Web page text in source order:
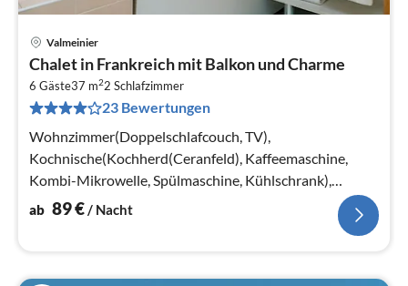
Valmeinier
Chalet in Frankreich mit Balkon und Charme
6 Gäste37 m22 Schlafzimmer
23 Bewertungen
Wohnzimmer(Doppelschlafcouch, TV),
Kochnische(Kochherd(Ceranfeld), Kaffeemaschine,
Kombi-Mikrowelle, Spülmaschine, Kühlschrank),
Schlafzimmer(Doppelbett oder 2 Einzelbetten)
ab 89€/ Nacht